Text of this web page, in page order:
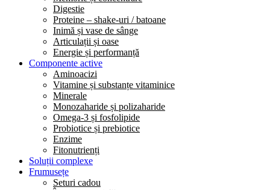
Digestie
Proteine – shake-uri / batoane
Inimă și vase de sânge
Articulații și oase
Energie și performanță
Componente active
Aminoacizi
Vitamine și substanțe vitaminice
Minerale
Monozaharide și polizaharide
Omega-3 și fosfolipide
Probiotice și prebiotice
Enzime
Fitonutrienți
Soluții complexe
Frumusețe
Seturi cadou